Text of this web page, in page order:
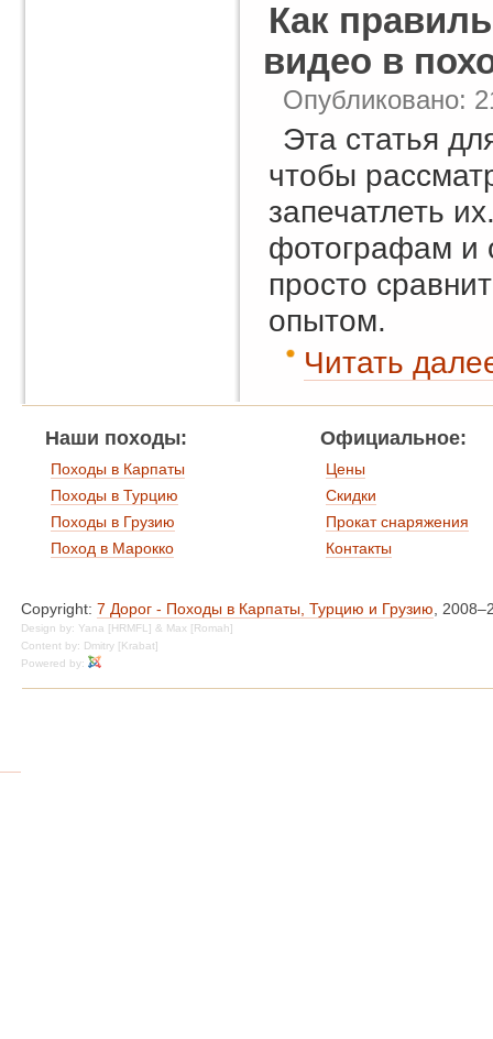
Как
видео в
Опубликовано:
Эта статья
чтобы
запечатлеть
фотографам и
просто
опытом.
Читать
Наши походы:
Походы в Карпаты
Походы в Турцию
Походы в Грузию
Поход в Марокко
Официальное:
Цены
Скидки
Прокат снаряжения
Контакты
Copyright: 7 Дорог - Походы в Карпаты, Турцию и Грузию ,
Design by: Yana [HRMFL] & Max [Romah]
Content by: Dmitry [Krabat]
Powered by: